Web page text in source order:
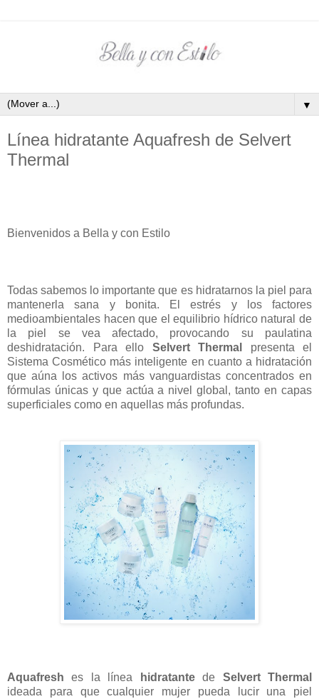
▼
Línea hidratante Aquafresh de Selvert
Thermal
Bienvenidos a Bella y con Estilo
Todas sabemos lo importante que es hidratarnos la piel para
mantenerla sana y bonita. El estrés y los factores
medioambientales hacen que el equilibrio hídrico natural de
la piel se vea afectado, provocando su paulatina
deshidratación. Para ello Selvert Thermal presenta el
Sistema Cosmético más inteligente en cuanto a hidratación
que aúna los activos más vanguardistas concentrados en
fórmulas únicas y que actúa a nivel global, tanto en capas
superficiales como en aquellas más profundas.
Aquafresh es la línea hidratantede Selvert Thermal
ideada para que cualquier mujer pueda lucir una piel